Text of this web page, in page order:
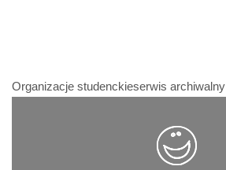
Organizacje studenckieserwis archiwalny